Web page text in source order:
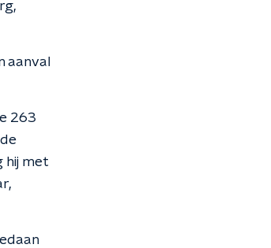
aanval
263
hij met